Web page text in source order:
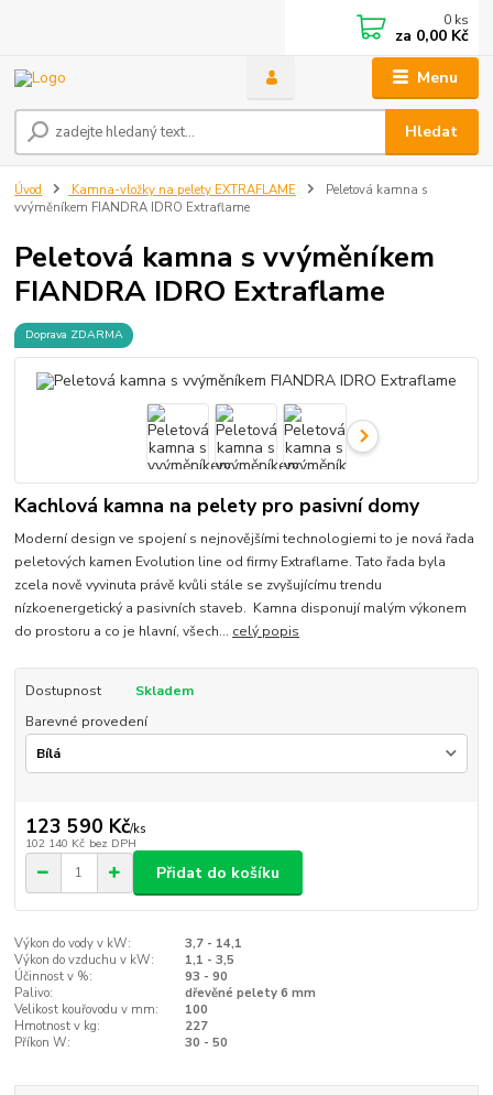
Menu
Hledat
0 ks
za 0,00 Kč
Úvod Kamna-vložky na pelety EXTRAFLAME
Peletová kamna s
vvýměníkem FIANDRA IDRO Extraflame
Peletová kamna s vvýměníkem
FIANDRA IDRO Extraflame
Doprava ZDARMA
Kachlová kamna na pelety pro pasivní domy
Moderní design ve spojení s nejnovějšími technologiemi to je nová řada
peletových kamen Evolution line od firmy Extraflame. Tato řada byla
zcela nově vyvinuta právě kvůli stále se zvyšujícímu trendu
nízkoenergetický a pasivních staveb. Kamna disponují malým výkonem
do prostoru a co je hlavní, všech... celý popis
Dostupnost
Skladem
Barevné provedení
123 590 Kč/ks
102 140 Kč bez DPH
Přidat do košíku
Výkon do vody v kW:
3,7 - 14,1
Výkon do vzduchu v kW:
1,1 - 3,5
Účinnost v %:
93 - 90
Palivo:
dřevěné pelety 6 mm
Velikost kouřovodu v mm:
100
Hmotnost v kg:
227
Příkon W:
30 - 50